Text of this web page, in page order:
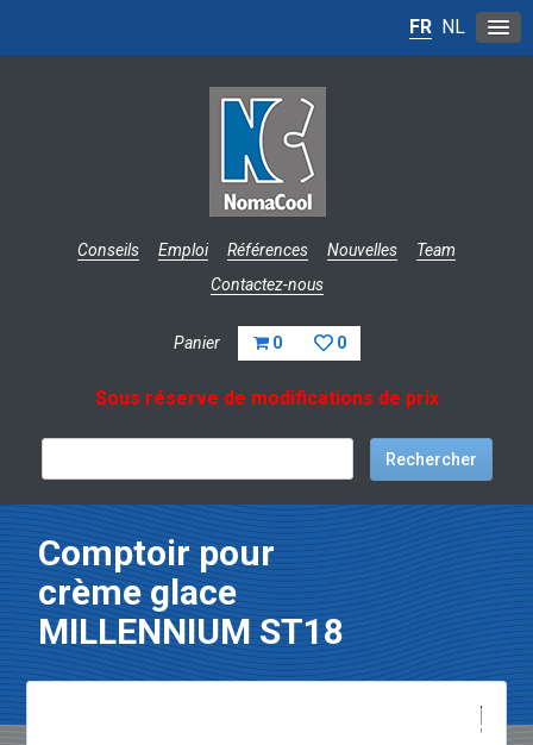
Conseils Emploi Références Nouvelles
Team
Contactez-nous
Panier 0 0
FR NL
Sous réserve de modifications de prix
Comptoir pour
crème glace
MILLENNIUM ST18